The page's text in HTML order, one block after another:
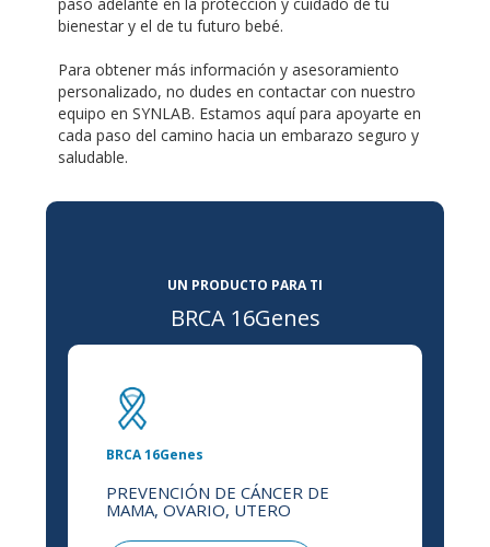
bienestar y el de tu futuro bebé.
Para obtener más información y asesoramiento
personalizado, no dudes en contactar con nuestro
equipo en SYNLAB. Estamos aquí para apoyarte en
cada paso del camino hacia un embarazo seguro y
saludable.
UN PRODUCTO PARA TI
BRCA 16Genes
BRCA 16Genes
PREVENCIÓN DE CÁNCER DE
MAMA, OVARIO, UTERO